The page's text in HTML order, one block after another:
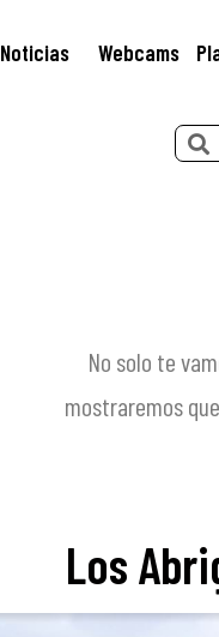
Noticias Webcams
No solo te
mostraremos
Los